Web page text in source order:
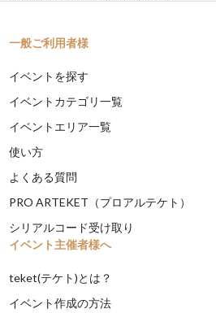
一般ご利用者様
イベントを探す
イベントカテゴリ一覧
イベントエリア一覧
使い方
よくある質問
PRO ARTEKET（プロアルテケト）
シリアルコード受け取り
イベント主催者様へ
teket(テケト)とは？
イベント作成の方法